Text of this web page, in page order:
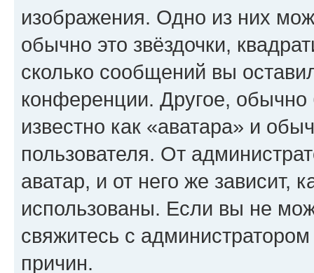
изображения. Одно из них
обычно это звёздочки,
сколько сообщений вы
конференции. Другое,
известно как «аватара» и
пользователя. От
аватар, и от него же зависит,
использованы. Если вы не
свяжитесь с
причин.